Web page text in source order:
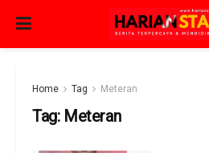
Home Tag Meteran
Tag: Meteran